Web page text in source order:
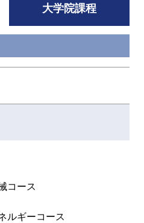
大学院課程
学コース
・情報卓越コース
コース
学系
コース
ルギーコース